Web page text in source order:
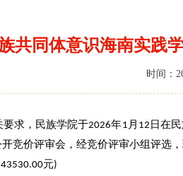
共同体意识海南实践
时间：
求，民族学院于2026年1 月 12 日在
竞价评审会，经竞价评审小组评选
3530.00元)